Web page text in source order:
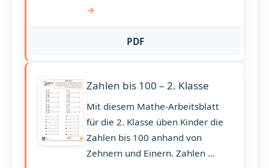
PDF
Zahlen bis 100 – 2. Klasse
Mit diesem Mathe-Arbeitsblatt
für die 2. Klasse üben Kinder die
Zahlen bis 100 anhand von
Zehnern und Einern. Zahlen ...